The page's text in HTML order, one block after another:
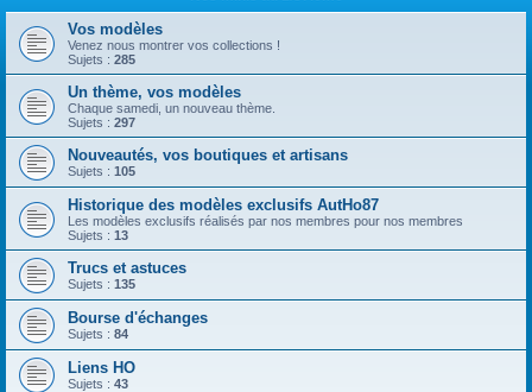
Vos modèles
Venez nous montrer vos collections !
Sujets : 285
Un thème, vos modèles
Chaque samedi, un nouveau thème.
Sujets : 297
Nouveautés, vos boutiques et artisans
Sujets : 105
Historique des modèles exclusifs AutHo87
Les modèles exclusifs réalisés par nos membres pour nos membres
Sujets : 13
Trucs et astuces
Sujets : 135
Bourse d'échanges
Sujets : 84
Liens HO
Sujets : 43